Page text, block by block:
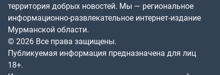
территория добрых новостей. Мы — региональное
информационно-развлекательное интернет-издание
Мурманской области.
© 2026 Все права защищены.
Публикуемая информация предназначена для лиц
18+.